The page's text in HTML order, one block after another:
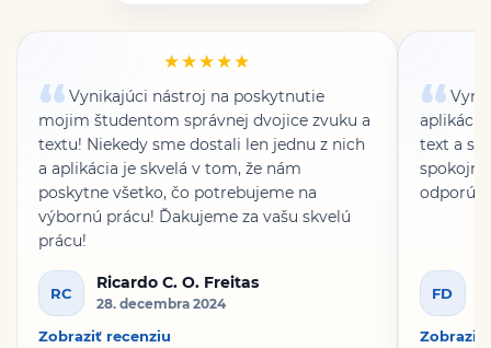
★★★★★
Vynikajúci nástroj na poskytnutie
mojim študentom správnej dvojice zvuku a
textu! Niekedy sme dostali len jednu z nich
a aplikácia je skvelá v tom, že nám
poskytne všetko, čo potrebujeme na
výbornú prácu! Ďakujeme za vašu skvelú
prácu!
RC
Ricardo C. O. Freitas
28. decembra 2024
Zobraziť recenziu
aplikáciu
text a s
FD
Zobraziť